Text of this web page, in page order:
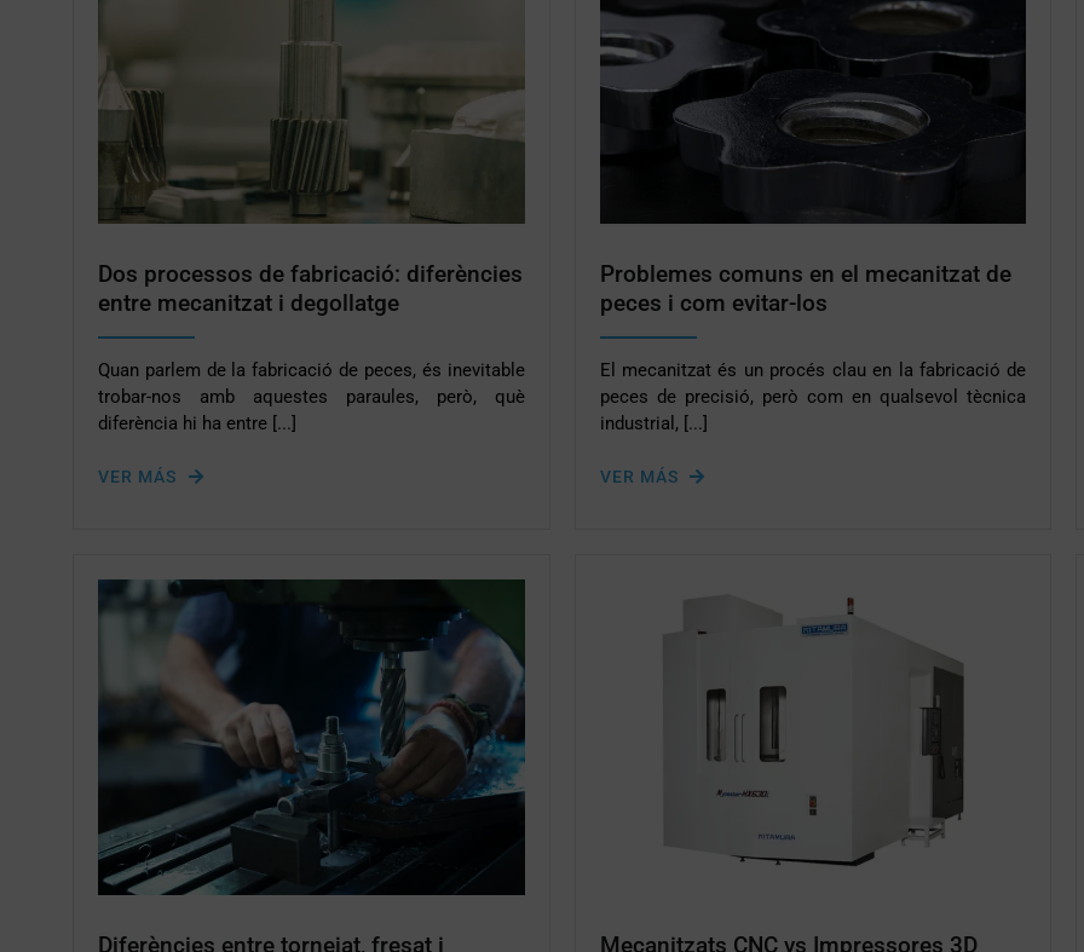
Dos processos de fabricació: diferències
entre mecanitzat i degollatge
Quan parlem de la fabricació de peces, és inevitable
trobar-nos amb aquestes paraules, però, què
diferència hi ha entre [...]
VER MÁS
Problemes comuns en el mecanitzat de
peces i com evitar-los
El mecanitzat és un procés clau en la fabricació de
peces de precisió, però com en qualsevol tècnica
industrial, [...]
VER MÁS
Diferències entre tornejat, fresat i Mecanitzats CNC vs Impressores 3D